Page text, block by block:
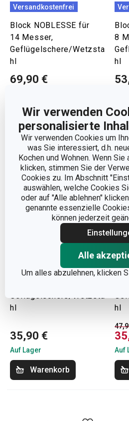
Wir verwenden
personalisierte
Wir verwenden Cookies um
was Sie interessiert, d.h.
Kochen und Wohnen. Wenn
klicken, stimmen Sie der
Cookies zu. Im Abschnitt
auswählen, welche Cookies
oder auf "Alle ablehnen"
genannte essenzielle
können jederzeit
Alle
Um alles abzulehnen, klicken
Versandkostenfrei
Block NOBLESSE für
14 Messer,
Geflügelschere/Wetzsta
hl
69,90 €
Warenkorb
8
hl
Block WOODY für
Geflügelschere/Wetzsta
hl
35,90 €
Auf Lager
Warenkorb
-
hl
Auf